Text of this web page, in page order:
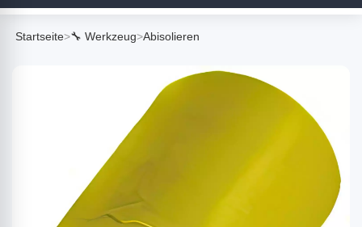
Startseite>🔧 Werkzeug>Abisolieren